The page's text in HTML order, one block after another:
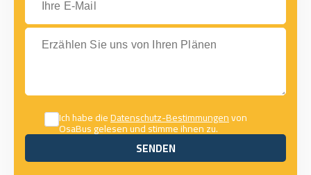
Erzählen Sie uns von Ihren Plänen
Ich habe dieDatenschutz-Bestimmungenvon
OsaBus gelesen und stimme ihnen zu.
SENDEN
SENDEN